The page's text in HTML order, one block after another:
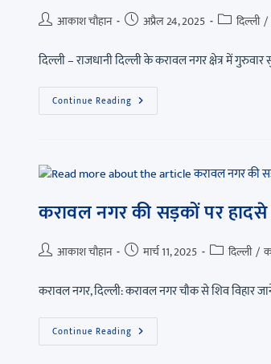
आकाश चौहान अप्रैल 24, 2025 दिल्ली /
दिल्ली – राजधानी दिल्ली के करावल नगर क्षेत्र में
Continue Reading
करावल नगर की सड़कों पर
आकाश चौहान मार्च 11, 2025 दिल्ली /
करावल नगर, दिल्ली: करावल नगर चौक से शिव विहार
Continue Reading